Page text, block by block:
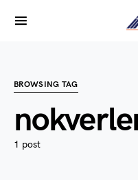
BROWSING TAG
1 post